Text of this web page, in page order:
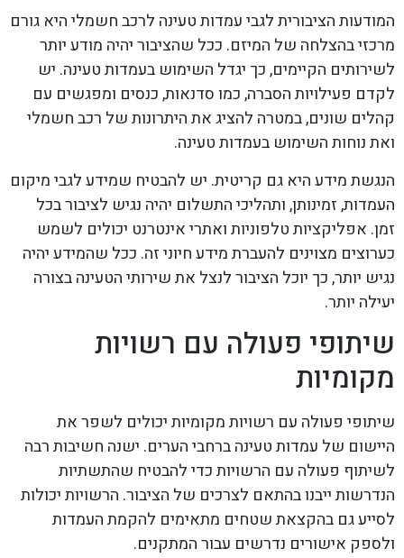
המודעות הציבורית לגבי עמדות טעינה לרכב חשמלי היא גורם
מרכזי בהצלחה של המיזם. ככל שהציבור יהיה מודע יותר
לשירותים הקיימים, כך יגדל השימוש בעמדות טעינה. יש
לקדם פעילויות הסברה, כמו סדנאות, כנסים ומפגשים עם
קהלים שונים, במטרה להציג את היתרונות של רכב חשמלי
ואת נוחות השימוש בעמדות טעינה.
הנגשת מידע היא גם קריטית. יש להבטיח שמידע לגבי מיקום
העמדות, זמינותן, ותהליכי התשלום יהיה נגיש לציבור בכל
זמן. אפליקציות טלפוניות ואתרי אינטרנט יכולים לשמש
כערוצים מצוינים להעברת מידע חיוני זה. ככל שהמידע יהיה
נגיש יותר, כך יוכל הציבור לנצל את שירותי הטעינה בצורה
יעילה יותר.
שיתופי פעולה עם רשויות
מקומיות
שיתופי פעולה עם רשויות מקומיות יכולים לשפר את
היישום של עמדות טעינה ברחבי הערים. ישנה חשיבות רבה
לשיתוף פעולה עם הרשויות כדי להבטיח שהתשתיות
הנדרשות ייבנו בהתאם לצרכים של הציבור. הרשויות יכולות
לסייע גם בהקצאת שטחים מתאימים להקמת העמדות
ולספק אישורים נדרשים עבור המתקנים.